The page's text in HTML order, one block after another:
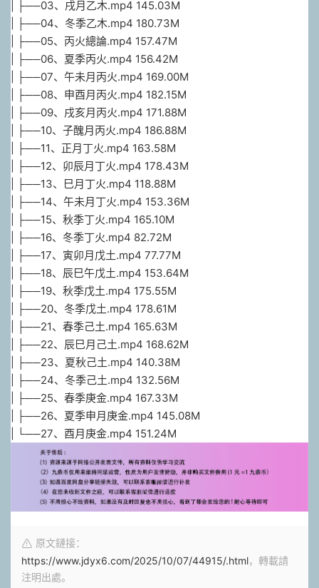
| ├──03、戌月乙木.mp4 145.03M
| ├──04、冬季乙木.mp4 180.73M
| ├──05、丙火總論.mp4 157.47M
| ├──06、夏季丙火.mp4 156.42M
| ├──07、午未月丙火.mp4 169.00M
| ├──08、申酉月丙火.mp4 182.15M
| ├──09、戌亥月丙火.mp4 171.88M
| ├──10、子醜月丙火.mp4 186.88M
| ├──11、正月丁火.mp4 163.58M
| ├──12、卯辰月丁火.mp4 178.43M
| ├──13、巳月丁火.mp4 118.88M
| ├──14、午未月丁火.mp4 153.36M
| ├──15、秋季丁火.mp4 165.10M
| ├──16、冬季丁火.mp4 82.72M
| ├──17、寅卯月戊土.mp4 77.77M
| ├──18、辰巳午戊土.mp4 153.64M
| ├──19、秋季戊土.mp4 175.55M
| ├──20、冬季戊土.mp4 178.61M
| ├──21、春季己土.mp4 165.63M
| ├──22、辰巳月己土.mp4 168.62M
| ├──23、夏秋己土.mp4 140.38M
| ├──24、冬季己土.mp4 132.56M
| ├──25、春季庚金.mp4 167.33M
| ├──26、夏季申月庚金.mp4 145.08M
| └──27、酉月庚金.mp4 151.24M
原文鏈接：
https://www.jdyx6.com/2025/10/07/44915/.html，轉載請
注明出處。